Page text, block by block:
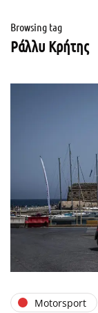
Browsing tag
Ράλλυ Κρήτης
Motorsport